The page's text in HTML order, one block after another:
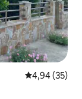
Évaluation
4,94 (35)